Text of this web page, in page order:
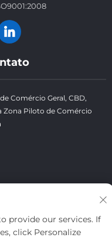
Comércio Geral, CBD,
Zona Piloto de Comércio
Co., Ltd. Todos os
Privacidade Blog
provide our services. If
click Personalize